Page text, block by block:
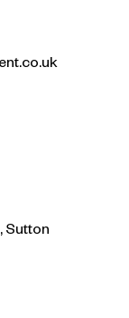
Sutton